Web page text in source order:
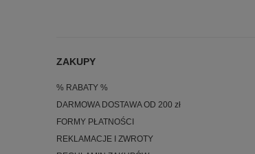
ZAKUPY
% RABATY %
DARMOWA DOSTAWA OD 200 zł
FORMY PŁATNOŚCI
REKLAMACJE I ZWROTY